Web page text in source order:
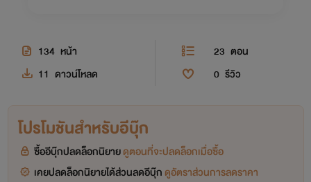
134 หน้า 23 ตอน
11 ดาวน์โหลด 0 รีวิว
โปรโมชันสำหรับอีบุ๊ก
ซื้ออีบุ๊กปลดล็อกนิยายดูตอนที่จะปลดล็อกเมื่อซื้อ
เคยปลดล็อกนิยายได้ส่วนลดอีบุ๊ก ดูอัตราส่วนการลดราคา